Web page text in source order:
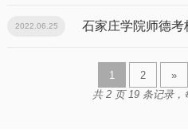
2022.06.25 石家庄学院师德考
1 2 »
共 2 页 19 条记录，